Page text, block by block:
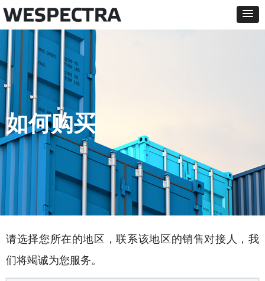
如何购买
请选择您所在的地区，联系该地区的销售对接人，我
们将竭诚为您服务。